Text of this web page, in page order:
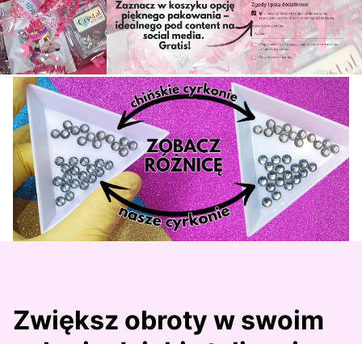
Zwiększ obroty w swoim